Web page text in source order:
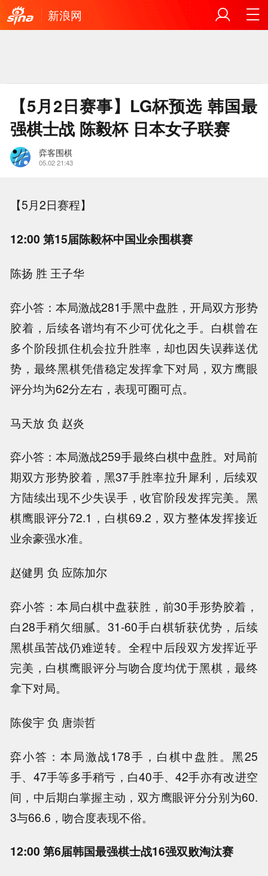
新浪网
【5月2日赛事】LG杯预选 韩国最
强棋士战 陈毅杯 日本女子联赛
弈客围棋
05.02 21:43
【5月2日赛程】
12:00 第15届陈毅杯中国业余围棋赛
陈扬 胜 王子华
弈小答：本局激战281手黑中盘胜，开局双方形势
胶着，后续各谱均有不少可优化之手。白棋曾在
多个阶段抓住机会拉升胜率，却也因失误葬送优
势，最终黑棋凭借稳定发挥拿下对局，双方鹰眼
评分均为62分左右，表现可圈可点。
马天放 负 赵炎
弈小答：本局激战259手最终白棋中盘胜。对局前
期双方形势胶着，黑37手胜率拉升犀利，后续双
方陆续出现不少失误手，收官阶段发挥完美。黑
棋鹰眼评分72.1，白棋69.2，双方整体发挥接近
业余豪强水准。
赵健男 负 应陈加尔
弈小答：本局白棋中盘获胜，前30手形势胶着，
白28手稍欠细腻。31-60手白棋斩获优势，后续
黑棋虽苦战仍难逆转。全程中后段双方发挥近乎
完美，白棋鹰眼评分与吻合度均优于黑棋，最终
拿下对局。
陈俊宇 负 唐崇哲
弈小答：本局激战178手，白棋中盘胜。黑25
手、47手等多手稍亏，白40手、42手亦有改进空
间，中后期白掌握主动，双方鹰眼评分分别为60.
3与66.6，吻合度表现不俗。
12:00 第6届韩国最强棋士战16强双败淘汰赛